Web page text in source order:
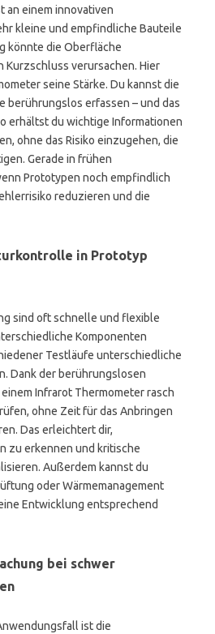
an einem innovativen
kleine und empfindliche Bauteile
könnte die Oberfläche
Kurzschluss verursachen. Hier
seine Stärke. Du kannst die
berührungslos erfassen – und das
erhältst du wichtige Informationen
ohne das Risiko einzugehen, die
Gerade in frühen
Prototypen noch empfindlich
reduzieren und die
in Prototyp
sind oft schnelle und flexible
Komponenten
Testläufe unterschiedliche
Dank der berührungslosen
Infrarot Thermometer rasch
ohne Zeit für das Anbringen
Das erleichtert dir,
zu erkennen und kritische
Außerdem kannst du
oder Wärmemanagement
Entwicklung entsprechend
bei schwer
ist die